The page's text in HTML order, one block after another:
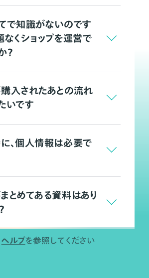
で知識がないのです
なくショップを運営で
？
入されたあとの流れ
いです
、個人情報は必要で
とめてある資料はあり
ヘルプを参照してください